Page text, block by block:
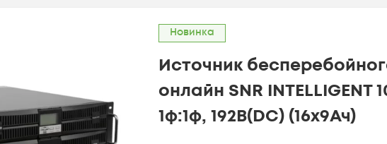
Новинка
Источник
онлайн SNR INTELLIGENT
1ф:1ф, 192В(DC) (16x9Ач)